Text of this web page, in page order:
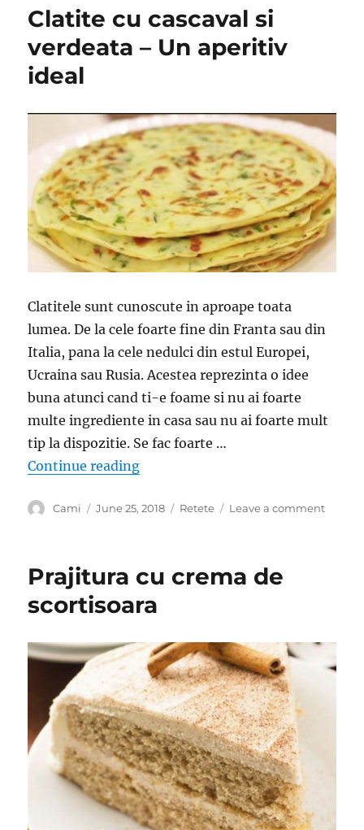
Clatite cu cascaval si
verdeata – Un aperitiv
ideal
Clatitele sunt cunoscute in aproape toata
lumea. De la cele foarte fine din Franta sau din
Italia, pana la cele nedulci din estul Europei,
Ucraina sau Rusia. Acestea reprezinta o idee
buna atunci cand ti-e foame si nu ai foarte
multe ingrediente in casa sau nu ai foarte mult
tip la dispozitie. Se fac foarte …
Continue reading“Clatite cu cascaval si verdeata –
Author
Cami
Posted
June 25, 2018 Categories
Retete Leave a commenton
ideal
Prajitura cu crema de
scortisoara